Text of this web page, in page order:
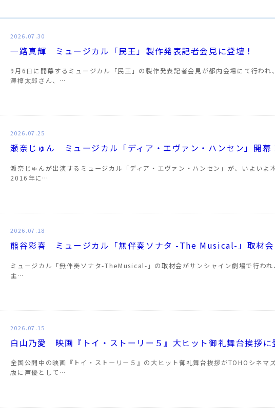
2026.07.30
一路真輝 ミュージカル「民王」製作発表記者会見に登壇！
9月6日に開幕するミュージカル「民王」の製作発表記者会見が都内会場にて行われ
澤樟太郎さん、…
2026.07.25
瀬奈じゅん ミュージカル「ディア・エヴァン・ハンセン」開幕
瀬奈じゅんが出演するミュージカル「ディア・エヴァン・ハンセン」が、いよいよ
2016年に…
2026.07.18
熊谷彩春 ミュージカル「無伴奏ソナタ -The Musical-」取材会
ミュージカル「無伴奏ソナタ-TheMusical-」の取材会がサンシャイン劇場で行われ
主…
2026.07.15
白山乃愛 映画『トイ・ストーリー５』大ヒット御礼舞台挨拶に
全国公開中の映画『トイ・ストーリー５』の大ヒット御礼舞台挨拶がTOHOシネマ
版に声優として…